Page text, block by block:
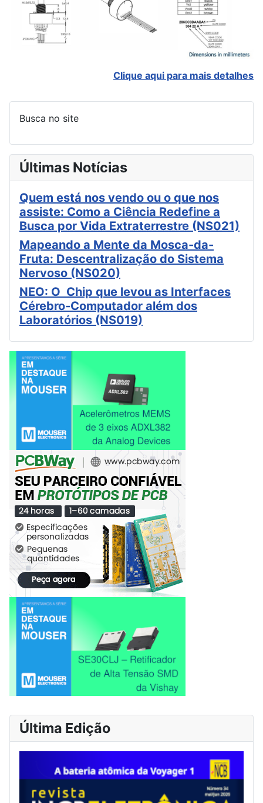
Clique aqui para mais detalhes
Busca no site
Últimas Notícias
Quem está nos vendo ou o que nos
assiste: Como a Ciência Redefine a
Busca por Vida Extraterrestre (NS021)
Mapeando a Mente da Mosca-da-
Fruta: Descentralização do Sistema
Nervoso (NS020)
NEO: O Chip que levou as Interfaces
Cérebro-Computador além dos
Laboratórios (NS019)
Última Edição